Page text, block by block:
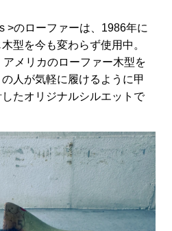
>のローファーは、1986年に
型を今も変わらず使用中。
メリカのローファー木型を
人が気軽に履けるように甲
たオリジナルシルエットで